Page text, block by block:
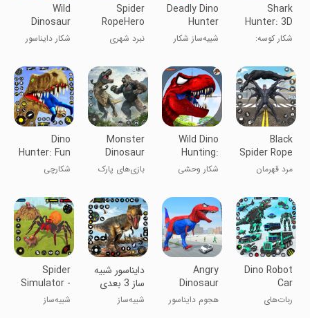
Shark
Hunter: 3D
Offline
Games
شکار کوسه:
۳ بعدی
Deadly Dino
Hunter
Simulator
شبیه‌ساز شکار
Spider
RopeHero
City Battle
3D
نبرد شهری
عنکبوتی ۳
بعدی
Wild
Dinosaur
Hunting
Games 3D
شکار دایناسور
باغ‌وحش
Black
Spider Rope
Hero Man
مرد قهرمان
عنکبوت سیاه
Wild Dino
Hunting:
Animal
Hunt
شکار وحشی
حیوانات
Monster
Dinosaur
Destruction
بازی‌های پارک
Dino
Hunter: Fun
Evolution
شکارچی
سرگرم‌کننده
Dino Robot
Car
Transform
Games
ربات‌های
Angry
Dinosaur
City
Rampage
هجوم دایناسور
دایناسور شبیه
ساز 3 بعدی
شبیه‌ساز
Spider
Simulator -
Spider
شبیه‌ساز